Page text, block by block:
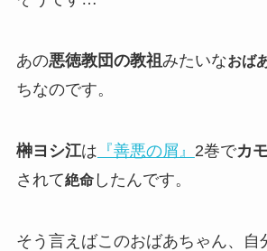
あの悪徳教団の教祖 みたいなおば
ちなのです。
榊ヨシ江は 『善悪の屑』 2巻でカ
されて絶命したんです。
そう言えばこのおばあちゃん、自